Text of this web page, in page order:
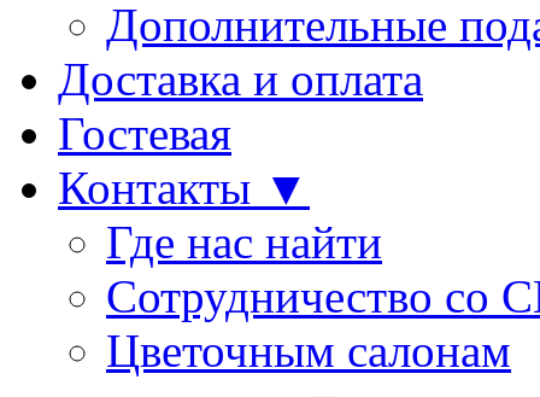
Дополнительные
Доставка и оплата
Гостевая
Контакты ▼
Где нас найти
Сотрудничество со
Цветочным салонам